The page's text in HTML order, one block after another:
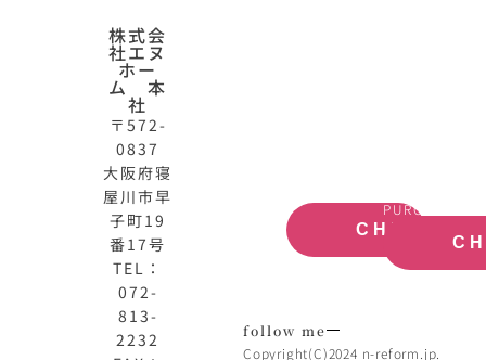
株式会
社エヌ
ホー
ム 本
社
〒572-
0837
大阪府寝
屋川市早
子町19
番17号
TEL：
072-
813-
2232
CHECK
PURCHASE
follow me
Copyright(C)2024 n-reform.jp.